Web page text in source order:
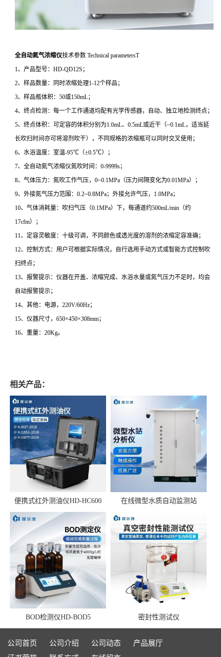
全自动氮气浓缩仪技术参数 Technical parametersT
1、产品型号：HD-QD12S；
2、样品数量：同时浓缩处理1-12个样品；
3、样品瓶体积：50或150mL；
4、终点检测：每一个工作通道均配有光学传感器，自动、独立地检测终点；
5、终点体积：可定容的体积分别为1.0mL、0.5mL或近干（~0.1mL，适当延
长吹扫时间亦可将溶剂吹干），不同规格的浓缩瓶可以同时交叉使用；
6、水浴温度：室温-95℃（±0.5℃）；
7、全自动氮气浓缩仪氮吹时间：0-9999s；
8、气体压力：氮吹工作气压，0~0.1MPa（压力间隔变化为0.01MPa）；
9、外接氮气压力范围：0.2~0.8MPa；外接允许气压，1.0MPa；
10、气体消耗量：吹扫气压（0.1MPa）下，每通道约500mL/min（约
17cfm）；
11、定容灵敏度：十级可调，不同颜色或透光度的溶剂的浓缩定容准确；
12、控制方式：用户可根据实际情况，自行选用手动方式或智能方式控制吹
扫终点；
13、报警提示：仪器在开盖、浓缩完成、水浴水量或氮气压力不足时，均会
自动报警提示；
14、其他：电源，220V/60Hz；
15、仪器尺寸，650×450×308mm；
16、重量：20Kg。
相关产品：
便携式红外测油仪HD-HC600 在线微型水质自动监测站
BOD检测仪HD-BOD5 密封性测试仪
公司首页 公司介绍 公司动态
产品展厅